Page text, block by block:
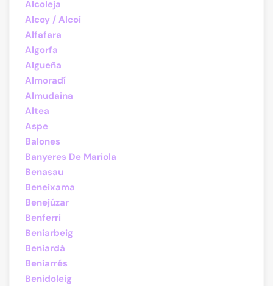
Alcoleja
Alcoy / Alcoi
Alfafara
Algorfa
Algueña
Almoradí
Almudaina
Altea
Aspe
Balones
Banyeres De Mariola
Benasau
Beneixama
Benejúzar
Benferri
Beniarbeig
Beniardá
Beniarrés
Benidoleig